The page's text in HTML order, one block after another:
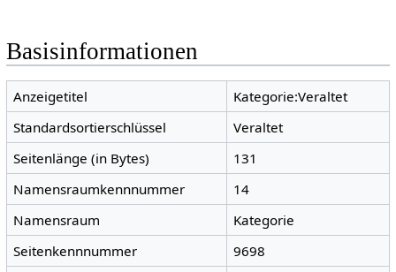
Basisinformationen
Anzeigetitel
Kategorie:Veraltet
Standardsortierschlüssel
Veraltet
Seitenlänge (in Bytes)
131
Namensraumkennnummer
14
Namensraum
Kategorie
Seitenkennnummer
9698